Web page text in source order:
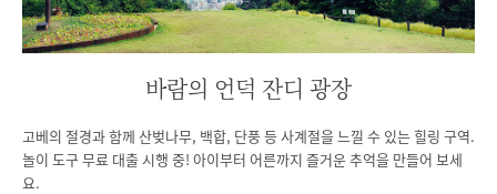
바람의 언덕 잔디 광장
고베의 절경과 함께 산벚나무, 백합, 단풍 등 사계절을 느낄 수 있는 힐링 구역.
놀이 도구 무료 대출 시행 중! 아이부터 어른까지 즐거운 추억을 만들어 보세
요.